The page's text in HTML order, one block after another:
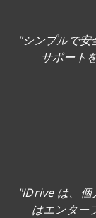
"シンプルで安
サポート
"IDrive は、個
はエンター